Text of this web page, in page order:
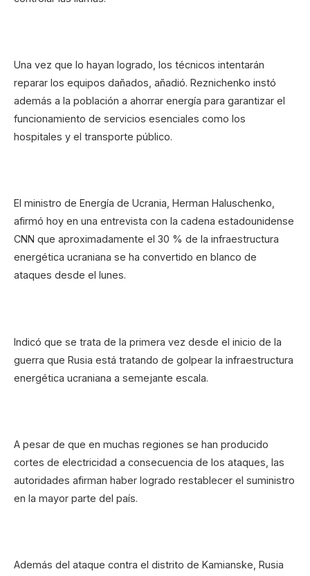
Una vez que lo hayan logrado, los técnicos intentarán
reparar los equipos dañados, añadió. Reznichenko instó
además a la población a ahorrar energía para garantizar el
funcionamiento de servicios esenciales como los
hospitales y el transporte público.
El ministro de Energía de Ucrania, Herman Haluschenko,
afirmó hoy en una entrevista con la cadena estadounidense
CNN que aproximadamente el 30 % de la infraestructura
energética ucraniana se ha convertido en blanco de
ataques desde el lunes.
Indicó que se trata de la primera vez desde el inicio de la
guerra que Rusia está tratando de golpear la infraestructura
energética ucraniana a semejante escala.
A pesar de que en muchas regiones se han producido
cortes de electricidad a consecuencia de los ataques, las
autoridades afirman haber logrado restablecer el suministro
en la mayor parte del país.
Además del ataque contra el distrito de Kamianske, Rusia